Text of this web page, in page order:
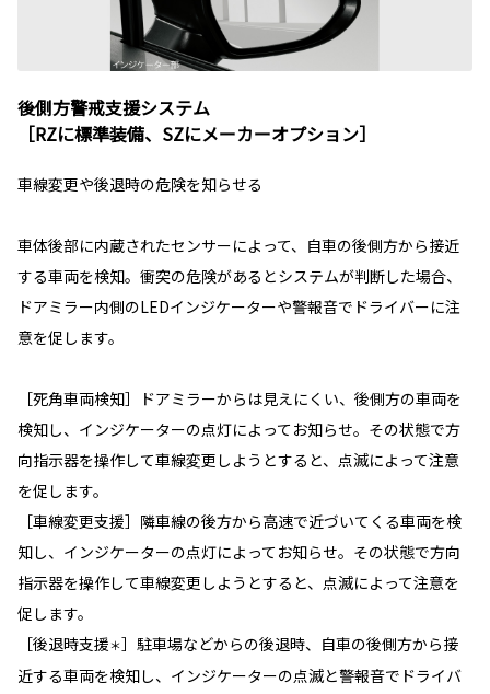
後側方警戒支援システム
［RZに標準装備、SZにメーカーオプション］
車線変更や後退時の危険を知らせる
車体後部に内蔵されたセンサーによって、自車の後側方から接近
する車両を検知。衝突の危険があるとシステムが判断した場合、
ドアミラー内側のLEDインジケーターや警報音でドライバーに注
意を促します。
［死角車両検知］ドアミラーからは見えにくい、後側方の車両を
検知し、インジケーターの点灯によってお知らせ。その状態で方
向指示器を操作して車線変更しようとすると、点滅によって注意
を促します。
［車線変更支援］隣車線の後方から高速で近づいてくる車両を検
知し、インジケーターの点灯によってお知らせ。その状態で方向
指示器を操作して車線変更しようとすると、点滅によって注意を
促します。
［後退時支援＊］駐車場などからの後退時、自車の後側方から接
近する車両を検知し、インジケーターの点滅と警報音でドライバ